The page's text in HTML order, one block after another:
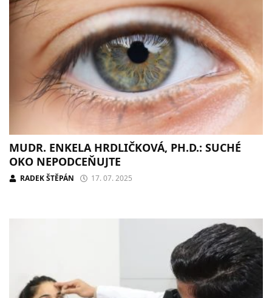
MUDR. ENKELA HRDLIČKOVÁ, PH.D.: SUCHÉ
OKO NEPODCEŇUJTE
RADEK ŠTĚPÁN 17. 07. 2025